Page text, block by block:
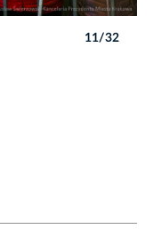
11/32